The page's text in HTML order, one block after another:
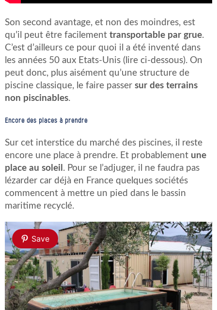
Son second avantage, et non des moindres, est
qu’il peut être facilement transportable par grue.
C’est d’ailleurs ce pour quoi il a été inventé dans
les années 50 aux Etats-Unis (lire ci-dessous). On
peut donc, plus aisément qu’une structure de
piscine classique, le faire passer sur des terrains
non piscinables.
Encore des places à prendre
Sur cet interstice du marché des piscines, il reste
encore une place à prendre. Et probablement une
place au soleil . Pour se l’adjuger, il ne faudra pas
lézarder car déjà en France quelques sociétés
commencent à mettre un pied dans le bassin
maritime recyclé.
Save